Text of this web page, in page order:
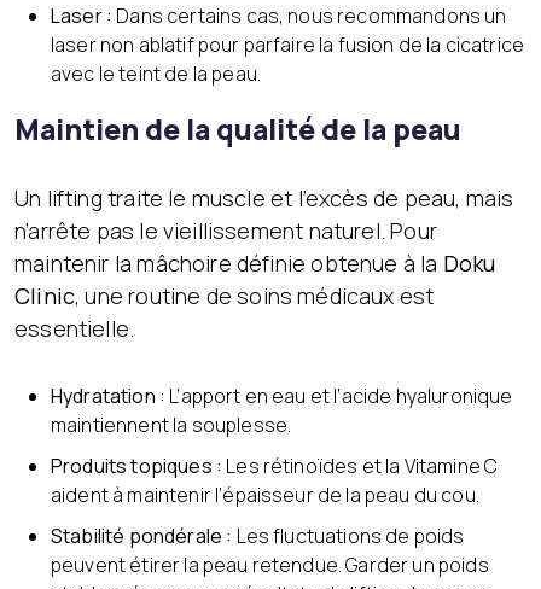
Laser : Dans certains cas, nous recommandons un
laser non ablatif pour parfaire la fusion de la cicatrice
avec le teint de la peau.
Maintien de la qualité de la peau
Un lifting traite le muscle et l’excès de peau, mais
n’arrête pas le vieillissement naturel. Pour
maintenir la mâchoire définie obtenue à la Doku
Clinic, une routine de soins médicaux est
essentielle.
Hydratation : L’apport en eau et l’acide hyaluronique
maintiennent la souplesse.
Produits topiques : Les rétinoïdes et la Vitamine C
aident à maintenir l’épaisseur de la peau du cou.
Stabilité pondérale : Les fluctuations de poids
peuvent étirer la peau retendue. Garder un poids